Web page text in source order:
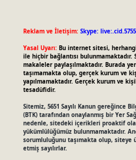
Reklam ve İletişim: Skype:
Yasal Uyarı: Bu internet sitesi,
ile hiçbir bağlantısı bulunmamaktadır.
makaleler paylaşılmaktadır. Burada
taşımamakta olup, gerçek kurum ve
yapılmamaktadır. Gerçek kurum ve
tesadüfidir.
Sitemiz, 5651 Sayılı Kanun gereğince
(BTK) tarafından onaylanmış bir Yer
nedenle, sitedeki içerikleri proaktif
yükümlülüğümüz bulunmamaktadır.
sorumluluğunu taşımakta olup, siteye
etmiş sayılırlar.